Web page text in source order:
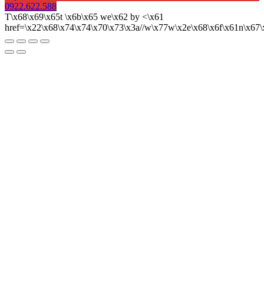
0922.622.588
T\x68\x69\x65t \x6b\x65 we\x62 by <\x61
href=\x22\x68\x74\x74\x70\x73\x3a//